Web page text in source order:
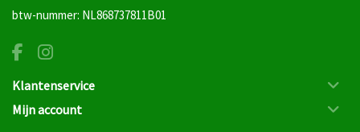
btw-nummer: NL868737811B01
Klantenservice
Mijn account